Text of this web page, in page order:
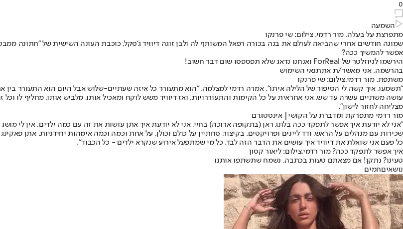
0
השמעה
מתפרצת על בעלה. מור רדמי. צילום: שי פרנקו
שמונה חודשים אחרי שהביאה לעולם את בנה בכורה רפאל המשותף לה ולבן זוגה דיוויד ג'סקל, כוכבת העונה השישית של "חתונה
אפשר להמשיך ככה?
הירשמו לניוזלטר של ForReal ואנחנו נדאג שלא תפספסו שום דבר חשוב!
בהרשמה, אני מאשר/ת אתתנאי השימוש
משתפת. מור רדמי,צילום: שי פרנקו
"תשמעו, איך קשה לי הסיפור של הלילה איתו", אמרה רדמי למצלמה. "הוא מתעורר כל איזה שעתיים-שלוש אבל היום הוא התעורר בין
עושה משתיים עשרה עד שש. אני אחראית על כל הקימות והתעוררויות, ואז דיוויד משש לוקח ומאכיל אותו, מלביש אותו, מחליף לו
מצליחה לחזור לישון".
מור רדמי מתפרקת ומדברת על הקושי| אינסטגרם
"אני לא יודעת איך אפשר לתפקד ככה בלונג ראן (בתקופה ארוכה) בחיי, אני לא יודעת איך אתן עושות את זה עם כמה ילדים, אין לי
שכירות עם מנהלים על הראש, ודד ליינים ופרויקטים. בקיצור, סחתיין על כולם וכולן, על אחת וכמה וכמה אימהות יחידניות. אתן
כל פעם אני שואלת את דיוויד איך עושים את הדבר הזה לבד. כל מי שמתפעל אירוע שנקרא ילדים - כל הכבוד".
איך אפשר לתפקד ככה? מור רדמי,צילום: ליאור קסון
טעינו? נתקן! אם מצאתם טעות בכתבה, נשמח שתשתפו אותנו
נושאיםחמים